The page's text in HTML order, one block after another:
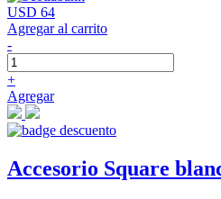
USD 64
Agregar al carrito
-
+
Agregar
Accesorio Square